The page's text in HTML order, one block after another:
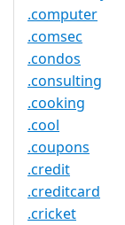
.computer
.comsec
.condos
.consulting
.cooking
.cool
.coupons
.credit
.creditcard
.cricket